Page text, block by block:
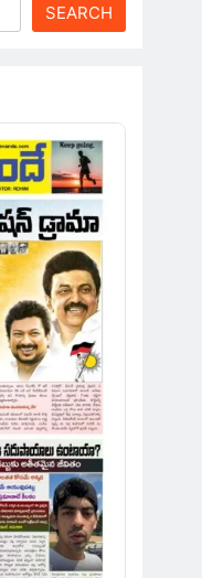
SEARCH